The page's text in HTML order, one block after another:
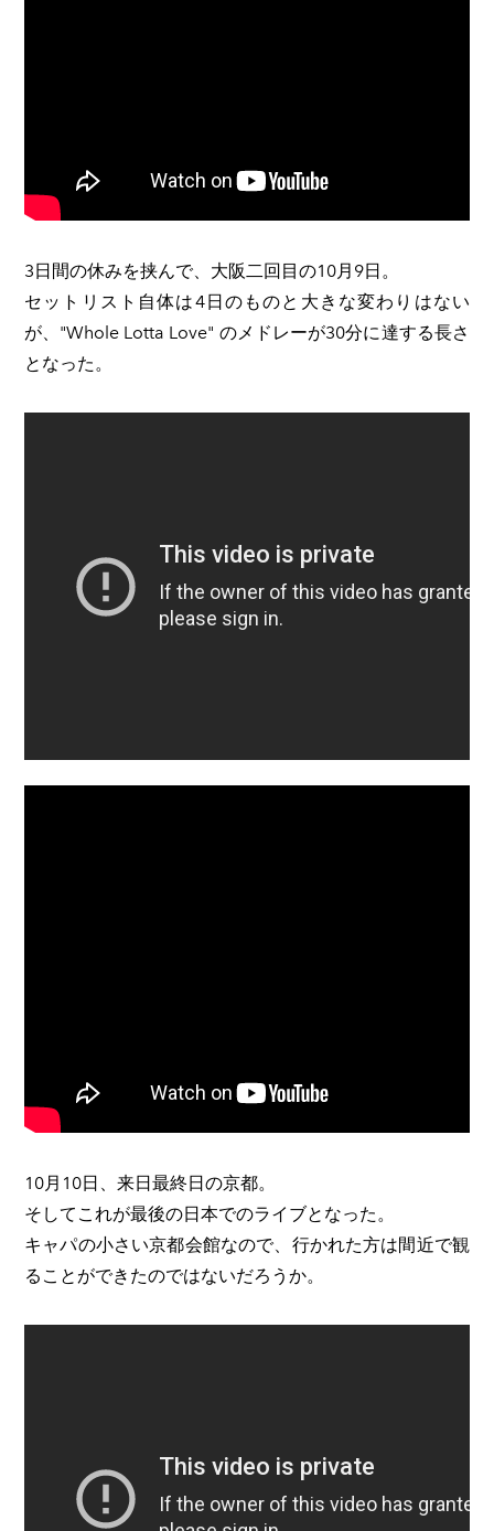
3日間の休みを挟んで、大阪二回目の10月9日。
セットリスト自体は4日のものと大きな変わりはない
が、"Whole Lotta Love" のメドレーが30分に達する長さ
となった。
​10月10日、来日最終日の京都。
そしてこれが最後の日本でのライブとなった。
キャパの小さい京都会館なので、行かれた方は間近で観
ることができたのではないだろうか。